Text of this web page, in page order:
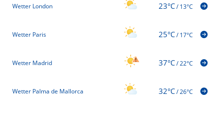
Wetter London 23°C/13°C
Wetter Paris 25°C/17°C
Wetter Madrid 37°C/22°C
Wetter Palma de Mallorca 32°C/26°C